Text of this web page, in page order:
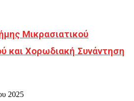
Μικρασιατικού
και Χορωδιακή Συνάντηση
2025